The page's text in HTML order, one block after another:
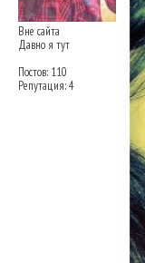
Вне сайта
Давно я тут
Постов: 110
Репутация: 4